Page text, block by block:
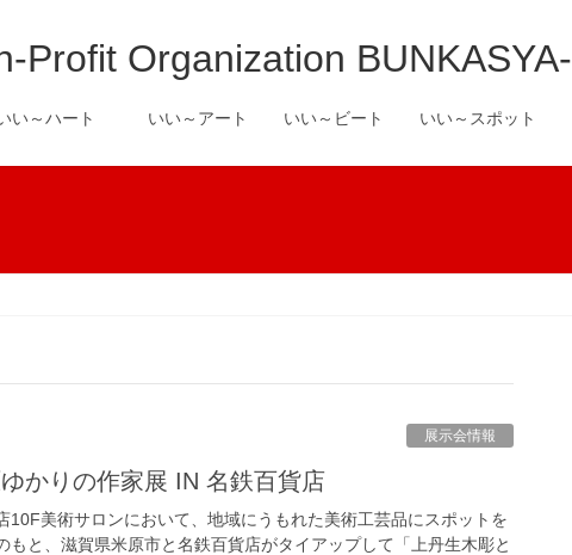
Organization BUNKASYA-
い～ハート いい～アート いい～ビート いい～スポット
展示会情報
ゆかりの作家展 IN 名鉄百貨店
10F美術サロンにおいて、地域にうもれた美術工芸品にスポットを
もと、滋賀県米原市と名鉄百貨店がタイアップして「上丹生木彫と